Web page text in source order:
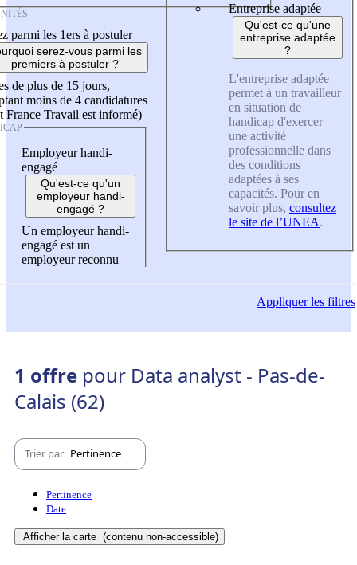
parmi les 1ers à postuler
serez-vous parmi les
premiers à postuler ?
de plus de 15 jours,
moins de 4 candidatures
France Travail est informé)
Employeur handi-
engagé
Qu'est-ce qu'un
employeur handi-
engagé ?
Un employeur handi-
engagé est un
employeur reconnu
Entreprise adaptée
Qu'est-ce qu'une
entreprise adaptée
?
L'entreprise adaptée
permet à un travailleur
en situation de
handicap d'exercer
une activité
professionnelle dans
des conditions
adaptées à ses
capacités. Pour en
savoir plus, consultez
le site de l’UNEA.
Appliquerles filtres
1 offre pour Data analyst - Pas-de-
Calais (62)
Trier par Pertinence
Pertinence
Date
Afficher la carte (contenu non-accessible)